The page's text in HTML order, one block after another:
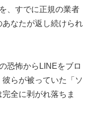
、すでに正規の業者
なたが返し続けられ
恐怖からLINEをブロ
らが被っていた「ソ
全に剥がれ落ちま